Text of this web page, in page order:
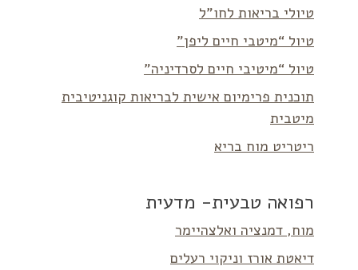
טיולי בריאות לחו”ל
טיול “מיטבי חיים ליפן”
טיול “מיטיבי חיים לסרדיניה”
תוכנית פרימיום אישית לבריאות קוגניטיבית
מיטבית
ריטריט מוח בריא
רפואה טבעית- מדעית
מוח, דמנציה ואלצהיימר
דיאטת אורז וניקוי רעלים